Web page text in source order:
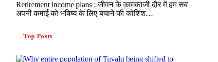
Retirement income plans : जीवन के कामकाजी दौर में हम सब
अपनी कमाई को भविष्य के लिए बचाने की कोशिश…
Top Posts